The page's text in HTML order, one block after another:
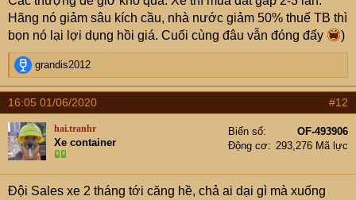
Hãng nó giảm sâu kích cầu, nhà nước giảm 50% thuế TB thì
bọn nó lại lợi dụng hồi giá. Cuối cùng đâu vẫn đóng đấy
)
R
e
a
c
t
i
o
n
s
:
grandis2012
16:05 01/06/2020 #12
hai.tranhr
Xe container
Biển số
OF-493906
Động cơ
293,276 Mã lực
Đội Sales xe 2 tháng tới căng hề, chả ai dại gì mà xuống